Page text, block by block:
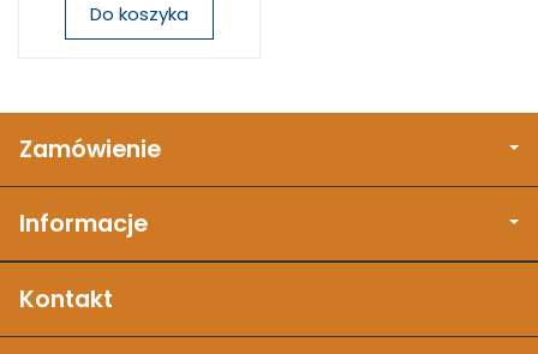
Do koszyka
Zamówienie
Informacje
Kontakt